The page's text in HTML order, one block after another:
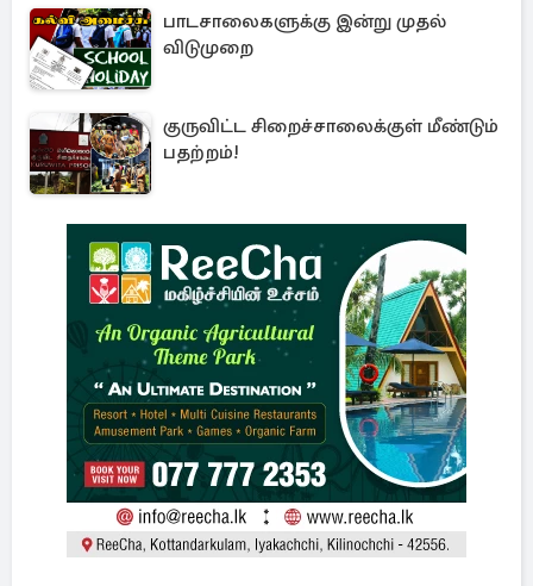
பாடசாலைகளுக்கு இன்று முதல்
விடுமுறை
குருவிட்ட சிறைச்சாலைக்குள் மீண்டும்
பதற்றம்!